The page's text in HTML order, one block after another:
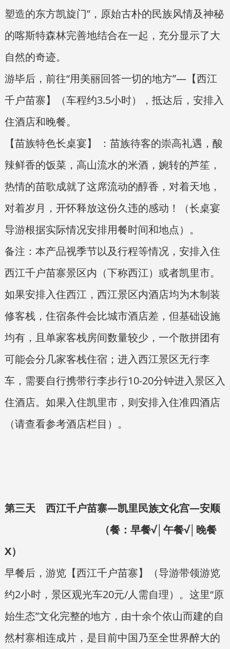
塑造的东方凯旋门”，原始古朴的民族风情及神秘
的喀斯特森林完善地结合在一起，充分显示了大
自然的奇迹。
游毕后，前往“用美丽回答一切的地方”—【西江
千户苗寨】（车程约3.5小时），抵达后，安排入
住酒店和晚餐。
【苗族特色长桌宴】 ：苗族待客的崇高礼遇，酸
辣鲜香的饭菜，高山流水的米酒，婉转的芦笙，
热情的苗歌成就了这席流动的醇香，对着天地，
对着岁月，开怀释放这份久违的感动！（长桌宴
导游根据实际情况安排用餐时间和地点）。
备注：本产品视季节以及行程等情况，安排入住
西江千户苗寨景区内（下称西江）或者凯里市。
如果安排入住西江，西江景区内酒店均为木制装
修客栈，住宿条件会比城市酒店差，但基础设施
均有，且单家客栈房间数量较少，一个散拼团有
可能会分几家客栈住宿；进入西江景区无行李
车，需要自行携带行李步行10-20分钟进入景区入
住酒店。如果入住凯里市，则安排入住准四酒店
（请查看参考酒店栏目）。
第三天 西江千户苗寨—凯里民族文化宫—安顺
（餐：早餐√│午餐√│晚餐
X）
早餐后，游览【西江千户苗寨】（导游带领游览
约2小时，景区观光车20元/人需自理）。这里“原
始生态”文化完整的地方，由十余个依山而建的自
然村寨相连成片，是目前中国乃至全世界醉大的